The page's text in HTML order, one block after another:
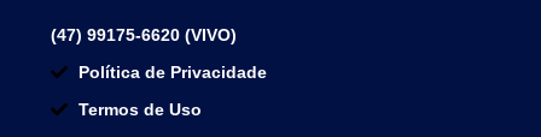
(47) 99175-6620 (VIVO)
Política de Privacidade
Termos de Uso